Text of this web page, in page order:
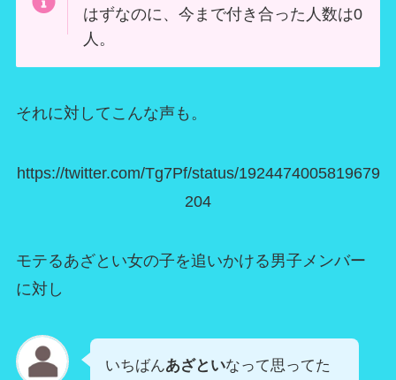
はずなのに、今まで付き合った人数は0
人。
それに対してこんな声も。
https://twitter.com/Tg7Pf/status/1924474005819679
204
モテるあざとい女の子を追いかける男子メンバー
に対し
いちばんあざといなって思ってた